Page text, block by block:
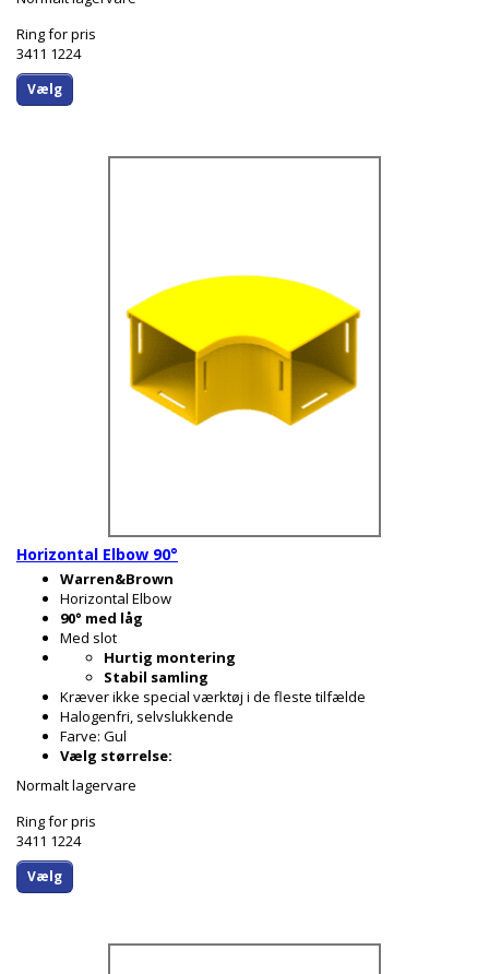
Ring for pris
3411 1224
Vælg
Horizontal Elbow 90°
Warren&Brown
Horizontal Elbow
90° med låg
Med slot
Hurtig montering
Stabil samling
Kræver ikke special værktøj i de fleste tilfælde
Halogenfri, selvslukkende
Farve: Gul
Vælg størrelse:
Normalt lagervare
Ring for pris
3411 1224
Vælg